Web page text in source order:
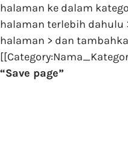
halaman ke dalam
halaman terlebih dahulu
halaman > dan
“Save page”